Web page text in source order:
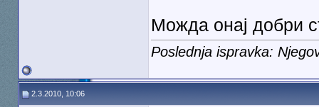
Можда онај добри
Poslednja ispravka:
2.3.2010, 10:06